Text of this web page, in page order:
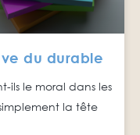
du durable
ils le moral dans les
la tête